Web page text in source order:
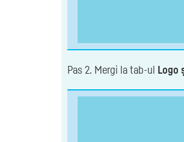
Pas 2. Mergi la tab-ul Logo